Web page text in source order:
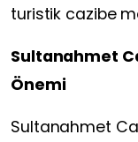
turistik cazibe
Sultanahmet
Önemi
Sultanahmet